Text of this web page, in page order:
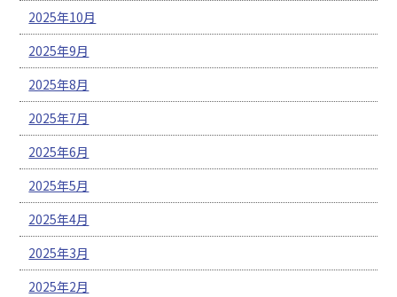
2025年10月
2025年9月
2025年8月
2025年7月
2025年6月
2025年5月
2025年4月
2025年3月
2025年2月